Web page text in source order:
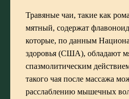
Травяные чаи, такие как
мятный, содержат
которые, по данным
здоровья (США), обладают
спазмолитическим
такого чая после массажа
расслаблению мышечных